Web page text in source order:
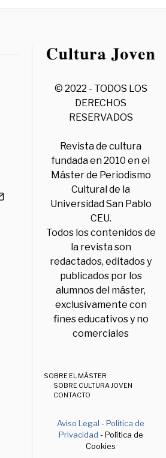
© 2022 - TODOS LOS
DERECHOS
RESERVADOS
Revista de cultura
fundada en 2010 en el
Máster de Periodismo
Cultural de la
Universidad San Pablo
CEU.
Todos los contenidos de
la revista son
redactados, editados y
publicados por los
alumnos del máster,
exclusivamente con
fines educativos y no
comerciales
SOBRE EL MÁSTER
SOBRE CULTURA JOVEN
CONTACTO
Aviso Legal -Política de
Privacidad - Política de
Cookies